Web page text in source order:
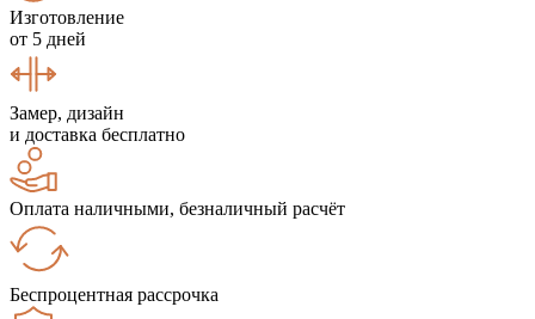
Изготовление
от 5 дней
Замер, дизайн
и доставка бесплатно
Оплата наличными, безналичный расчёт
Беспроцентная рассрочка